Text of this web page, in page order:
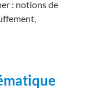
: notions de